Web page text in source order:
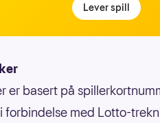
Lever spill
er basert på
forbindelse med Lotto-